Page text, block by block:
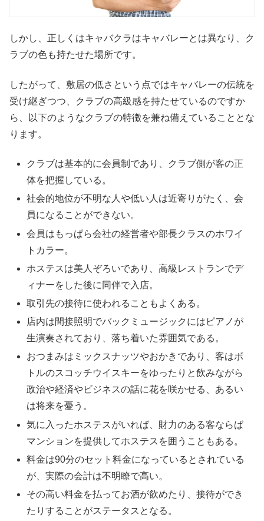
しかし、正しくはキャバクラはキャバレーとは異なり、ク
ラブの色も持たせた場所です。
したがって、敷居の低さという点ではキャバレーの伝統を
受け継ぎつつ、クラブの高級感を持たせているのですか
ら、以下のようなクラブの特徴を兼ね備えていることとな
ります。
クラブは基本的に会員制であり、クラブ側が客の正
体を把握している。
社会的地位が不明な人や低い人は近寄りがたく、会
員になることができない。
会員はもっぱら会社の経営者や部長クラスのホワイ
トカラー。
ホステスは美人ぞろいであり、高級レストランでデ
ィナーをした後に同伴で入店。
取引先の接待に使われることもよくある。
店内は間接照明でバックミュージックにはピアノが
生演奏されており、落ち着いた雰囲気である。
おつまみはミックスナッツやおかきであり、客はボ
トルのスコッチウイスキーをゆったりと飲みながら
政治や経済やビジネスの話に花を咲かせる、あるい
は将来を憂う。
気に入ったホステスがいれば、財力のある客ならば
マンションを提供してホステスを囲うこともある。
料金は90分のセット料金になっているとされている
が、実際の会計は不明瞭で高い。
その高い料金を払ってお酒が飲めたり、接待ができ
たりすることがステータスとなる。